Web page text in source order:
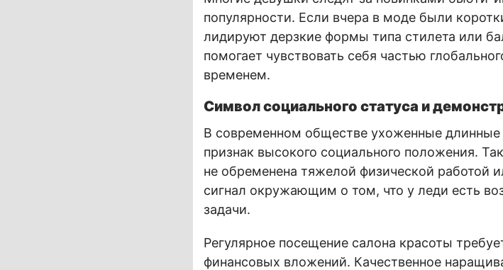
популярности. Если вчера в моде были
лидируют дерзкие формы типа стилета или
помогает чувствовать себя частью
временем.
Символ социального статуса и
В современном обществе ухоженные длинные
признак высокого социального положения.
не обременена тяжелой физической
сигнал окружающим о том, что у леди есть
задачи.
Регулярное посещение салона красоты
финансовых вложений. Качественное